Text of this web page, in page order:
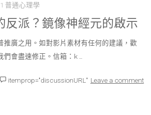
普通心理學
反派？鏡像神經元的啟示
推廣之用。如對影片素材有任何的建議，歡
會盡速修正。信箱：k …
itemprop="discussionURL" Leave a comment